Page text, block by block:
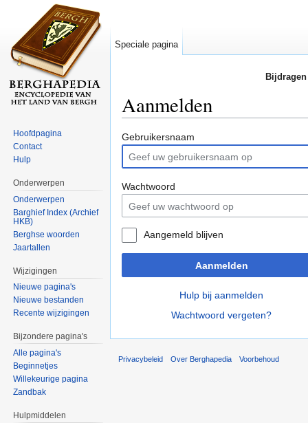
Aanmelden
Gebruikersnaam
Wachtwoord
Aangemeld blijven
Aanmelden
Hulp bij aanmelden
Wachtwoord vergeten?
Speciale pagina
Hoofdpagina
Contact
Hulp
Onderwerpen
Onderwerpen
Barghief Index (Archief
HKB)
Berghse woorden
Jaartallen
Wijzigingen
Nieuwe pagina's
Nieuwe bestanden
Recente wijzigingen
Bijzondere pagina's
Alle pagina's
Beginnetjes
Willekeurige pagina
Zandbak
Hulpmiddelen
Privacybeleid Over Berghapedia Voorbehoud